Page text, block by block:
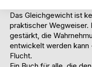
Das Gleichgewicht ist
praktischer Wegweiser.
gestärkt, die
entwickelt werden kann
Flucht.